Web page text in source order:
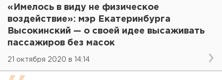
«Имелось в виду не физическое
воздействие»: мэр Екатеринбурга
Высокинский — о своей идее высаживать
пассажиров без масок
21 октября 2020 в 14:14